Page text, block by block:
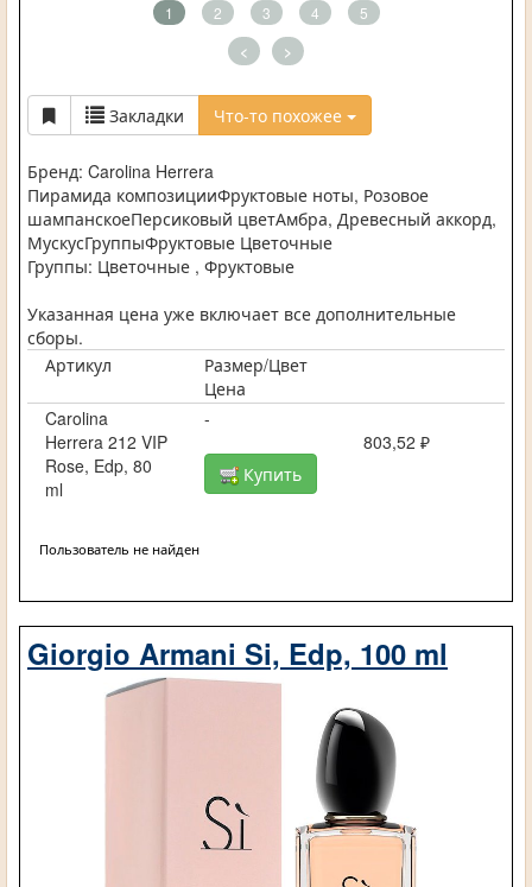
1 2 3 4 5
< >
Закладки Что-то похожее
Бренд: Carolina Herrera
Пирамида композицииФруктовые ноты, Розовое
шампанскоеПерсиковый цветАмбра, Древесный аккорд,
МускусГруппыФруктовые Цветочные
Группы: Цветочные , Фруктовые
Указанная цена уже включает все дополнительные
сборы.
Артикул
Размер/Цвет
Цена
Carolina
Herrera 212 VIP
Rose, Edp, 80
ml
-
803,52 ₽
Купить
Пользователь не найден
Giorgio Armani Si, Edp, 100 ml